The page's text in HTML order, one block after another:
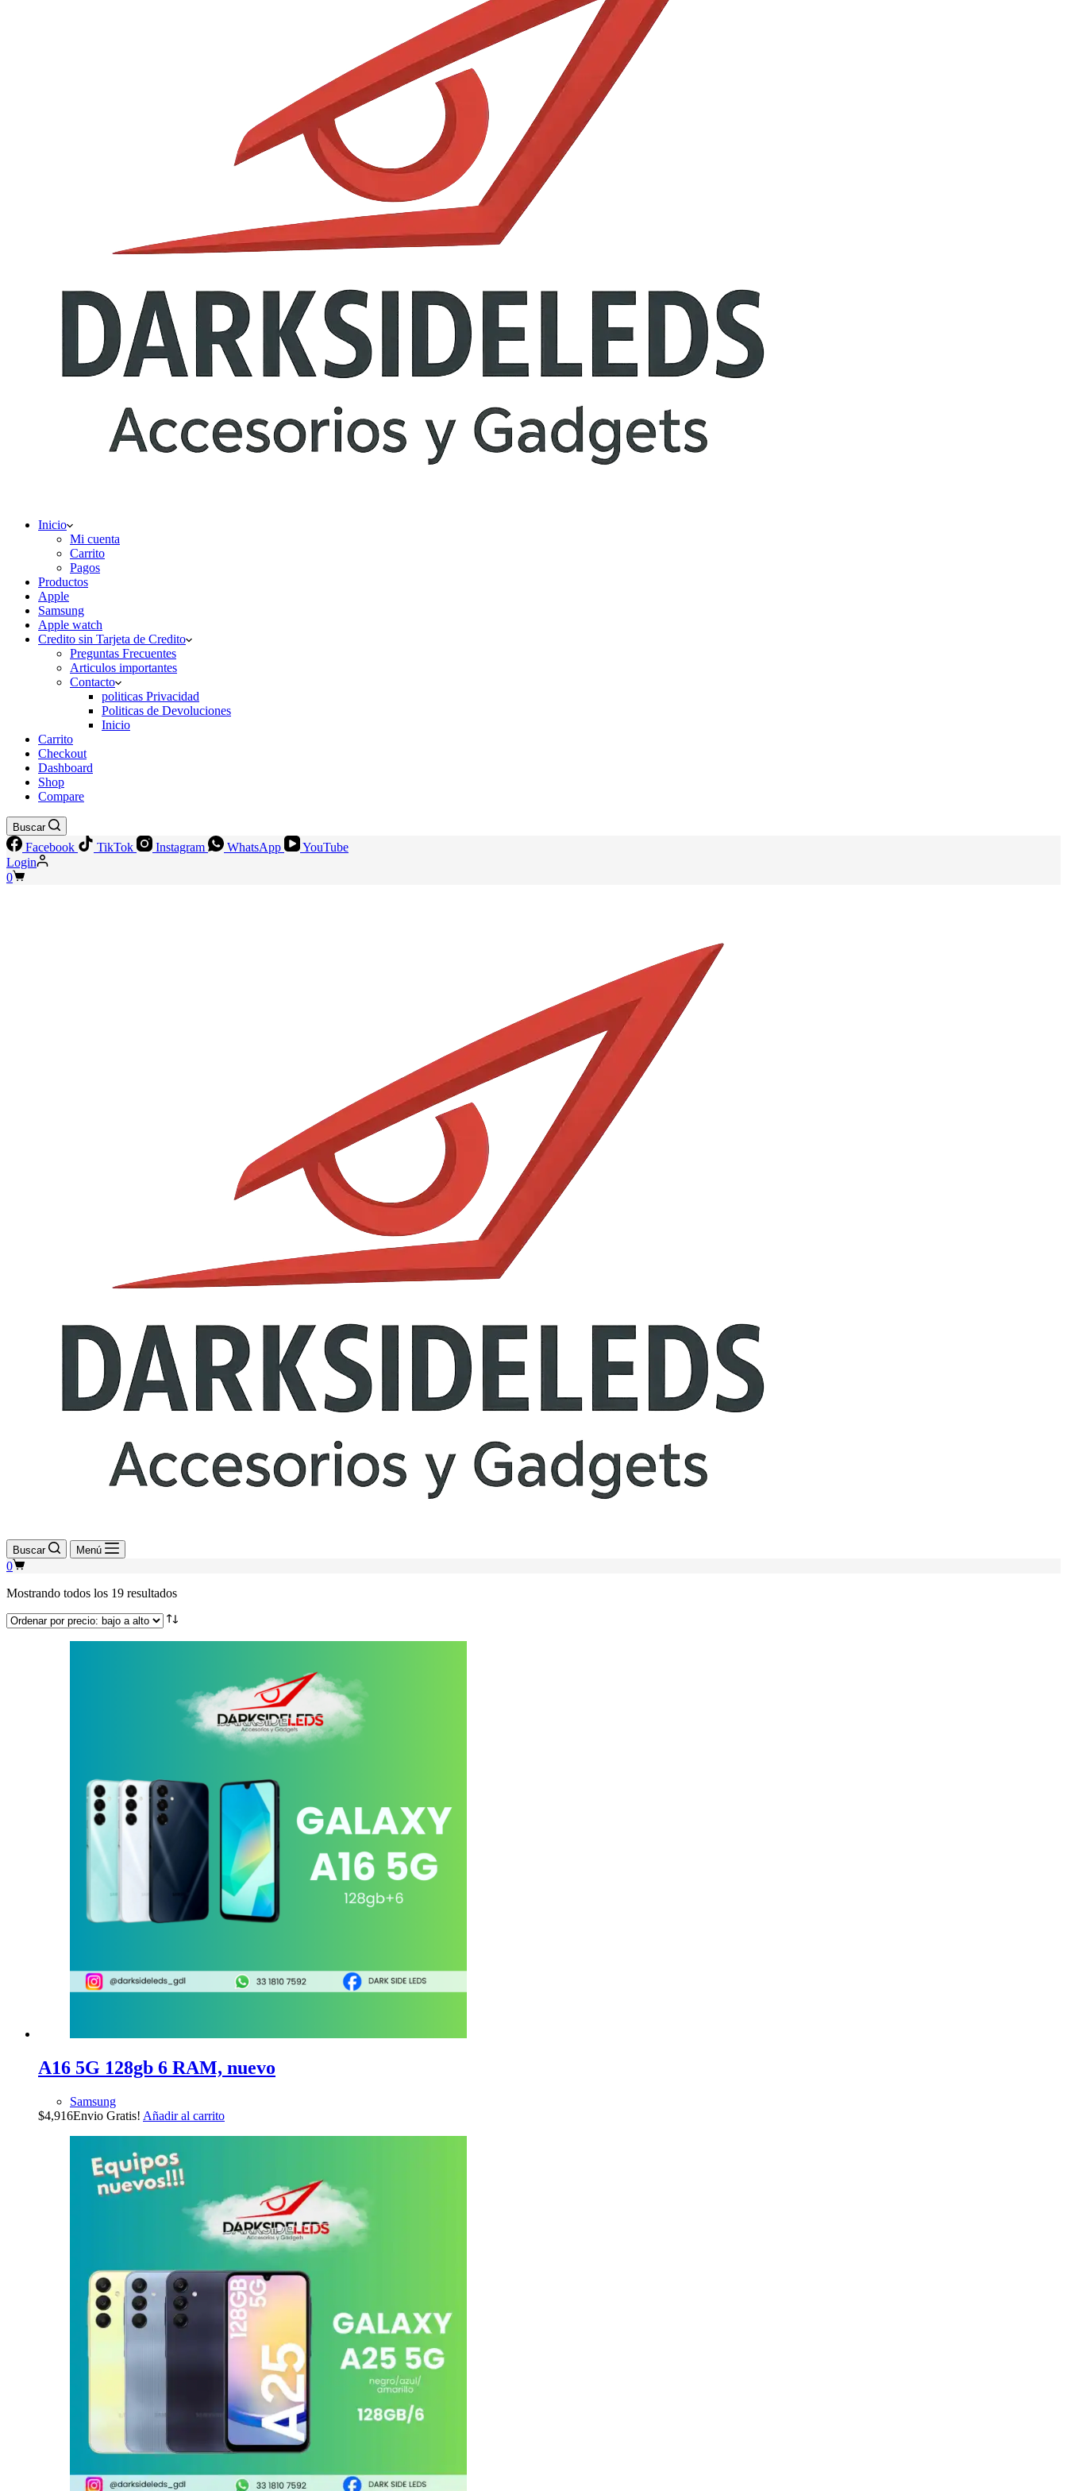
Inicio
Mi cuenta
Carrito
Pagos
Productos
Apple
Samsung
Apple watch
Credito sin Tarjeta de Credito
Preguntas Frecuentes
Articulos importantes
Contacto
politicas Privacidad
Politicas de Devoluciones
Inicio
Carrito
Checkout
Dashboard
Shop
Compare
Buscar
Facebook TikTok Instagram WhatsApp
YouTube
Login
Shopping
0
Buscar Menú
Shopping
0
Mostrando todos los 19 resultadosSorted
price:
A16 5G 128gb 6 RAM, nuevo
Samsung
$4,916Envio Gratis! Añadir al carrito